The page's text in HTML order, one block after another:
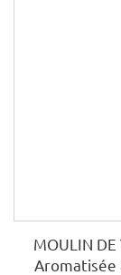
MOULIN
Aromatisée